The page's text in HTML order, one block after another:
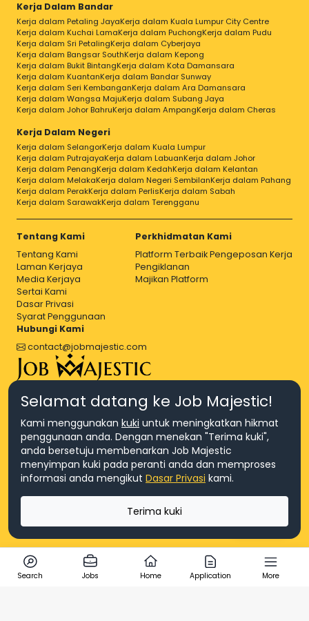
Kerja Dalam Bandar
Kerja dalam Petaling JayaKerja dalam Kuala Lumpur City Centre
Kerja dalam Kuchai LamaKerja dalam PuchongKerja dalam Pudu
Kerja dalam Sri PetalingKerja dalam Cyberjaya
Kerja dalam Bangsar SouthKerja dalam Kepong
Kerja dalam Bukit BintangKerja dalam Kota Damansara
Kerja dalam KuantanKerja dalam Bandar Sunway
Kerja dalam Seri KembanganKerja dalam Ara Damansara
Kerja dalam Wangsa MajuKerja dalam Subang Jaya
Kerja dalam Johor BahruKerja dalam AmpangKerja dalam Cheras
Kerja Dalam Negeri
Kerja dalam SelangorKerja dalam Kuala Lumpur
Kerja dalam PutrajayaKerja dalam LabuanKerja dalam Johor
Kerja dalam PenangKerja dalam KedahKerja dalam Kelantan
Kerja dalam MelakaKerja dalam Negeri SembilanKerja dalam Pahang
Kerja dalam PerakKerja dalam PerlisKerja dalam Sabah
Kerja dalam SarawakKerja dalam Terengganu
Tentang Kami
Tentang Kami
Laman Kerjaya
Media Kerjaya
Sertai Kami
Dasar Privasi
Syarat Penggunaan
Perkhidmatan Kami
Platform Terbaik Pengeposan Kerja
Pengiklanan
Majikan Platform
Hubungi Kami
contact@jobmajestic.com
© Hakcipta 2026 Agensi Pekerjaan JEV Management Sdn. Bhd.,
registered in Malaysia (Company No: 201701016948 (1231113-U), EA
(Company No: 201701037852 (1252023-X))
Search Jobs Home Application More
Selamat datang ke Job Majestic!
Kami menggunakan kuki untuk meningkatkan hikmat
penggunaan anda. Dengan menekan "Terima kuki",
anda bersetuju membenarkan Job Majestic
menyimpan kuki pada peranti anda dan memproses
informasi anda mengikut Dasar Privasi kami.
Terima kuki